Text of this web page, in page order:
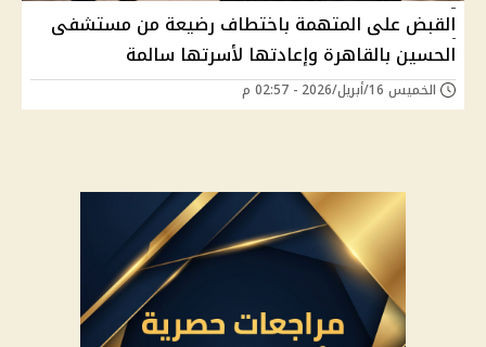
القبض على المتهمة باختطاف رضيعة من مستشفى
الحسين بالقاهرة وإعادتها لأسرتها سالمة
الخميس 16/أبريل/2026 - 02:57 م